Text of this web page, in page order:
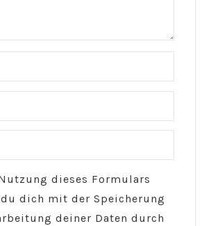
dieses Formulars
dich mit der Speicherung
deiner Daten durch